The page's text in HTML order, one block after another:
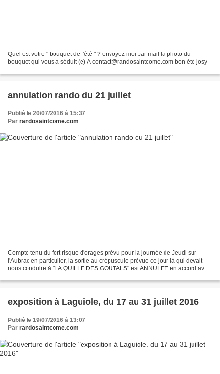
Quel est votre " bouquet de l'été " ? envoyez moi par mail la photo du
bouquet qui vous a séduit (e) A contact@randosaintcome.com bon été josy
annulation rando du 21 juillet
Publié le 20/07/2016 à 15:37
Par randosaintcome.com
Compte tenu du fort risque d'orages prévu pour la journée de Jeudi sur
l'Aubrac en particulier, la sortie au crépuscule prévue ce jour là qui devait
nous conduire à "LA QUILLE DES GOUTALS" est ANNULEE en accord avec
exposition à Laguiole, du 17 au 31 juillet 2016
Publié le 19/07/2016 à 13:07
Par randosaintcome.com